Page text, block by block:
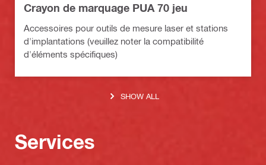
Crayon de marquage PUA 70 jeu
Accessoires pour outils de mesure laser et stations
d'implantations (veuillez noter la compatibilité
d'éléments spécifiques)
SHOW ALL
Services